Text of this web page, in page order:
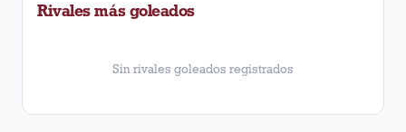
Rivales más goleados
Sin rivales goleados registrados